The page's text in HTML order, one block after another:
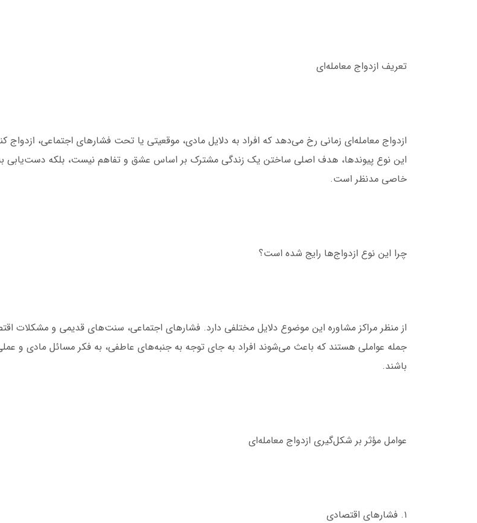
تعریف ازدواج معامله‌ای
ازدواج معامله‌ای زمانی رخ می‌دهد که افراد به دلایل مادی، موقعیتی یا تحت فشارهای اجتماعی، ازدواج
این نوع پیوندها، هدف اصلی ساختن یک زندگی مشترک بر اساس عشق و تفاهم نیست، بلکه دست‌یابی
خاصی مدنظر است.
چرا این نوع ازدواج‌ها رایج شده است؟
از منظر مراکز مشاوره این موضوع دلایل مختلفی دارد. فشارهای اجتماعی، سنت‌های قدیمی و مشکلات
جمله عواملی هستند که باعث می‌شوند افراد به جای توجه به جنبه‌های عاطفی، به فکر مسائل مادی و
باشند.
عوامل مؤثر بر شکل‌گیری ازدواج معامله‌ای
۱. فشارهای اقتصادی